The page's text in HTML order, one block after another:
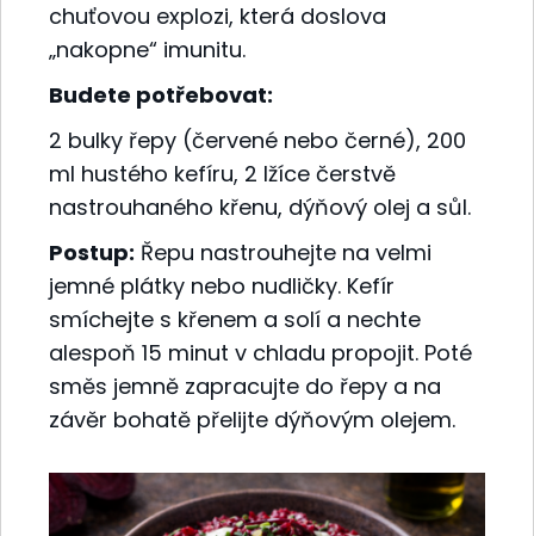
chuťovou explozi, která doslova
„nakopne“ imunitu.
Budete potřebovat:
2 bulky řepy (červené nebo černé), 200
ml hustého kefíru, 2 lžíce čerstvě
nastrouhaného křenu, dýňový olej a sůl.
Postup: Řepu nastrouhejte na velmi
jemné plátky nebo nudličky. Kefír
smíchejte s křenem a solí a nechte
alespoň 15 minut v chladu propojit. Poté
směs jemně zapracujte do řepy a na
závěr bohatě přelijte dýňovým olejem.